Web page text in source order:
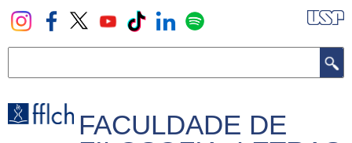
Pular
para
principal
FACULDADE DE